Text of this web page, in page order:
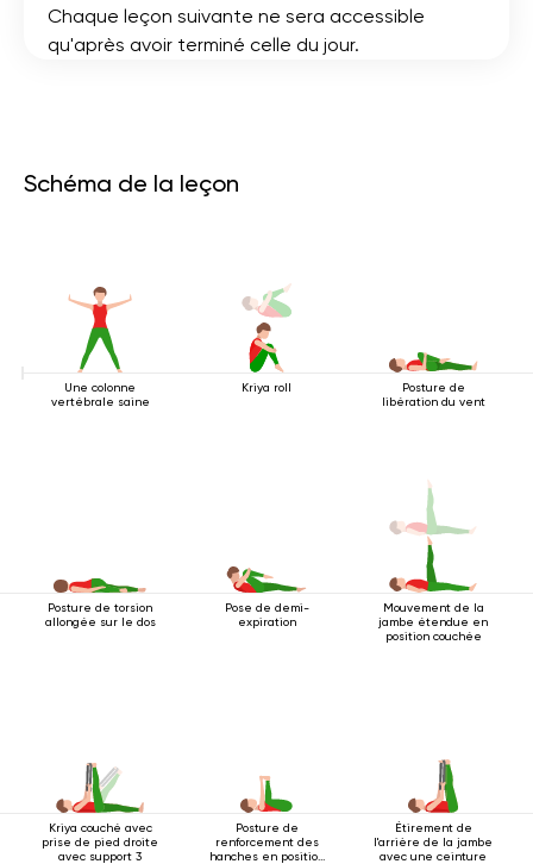
Chaque leçon suivante ne sera accessible
qu'après avoir terminé celle du jour.
Schéma de la leçon
Une colonne
vertébrale saine
Kriya roll
Posture de
libération du vent
Posture de torsion
allongée sur le dos
Pose de demi-
expiration
Mouvement de la
jambe étendue en
position couchée
Kriya couché avec
prise de pied droite
avec support 3
Posture de
renforcement des
hanches en position
Étirement de
l'arrière de la jambe
avec une ceinture